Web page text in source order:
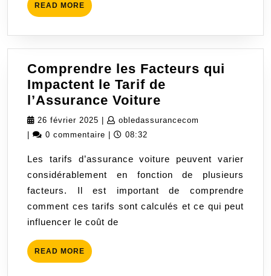
READ MORE READ
MORE
Comprendre les Facteurs qui
Impactent le Tarif de
l’Assurance Voiture
les
Impactent
le
Tarif
de
26 février 2025 26
février
obledassurancecom
0 commentaire 08:32
Les tarifs d’assurance voiture peuvent varier
considérablement en fonction de plusieurs
facteurs. Il est important de comprendre
comment ces tarifs sont calculés et ce qui peut
influencer le coût de
READ MORE READ
MORE